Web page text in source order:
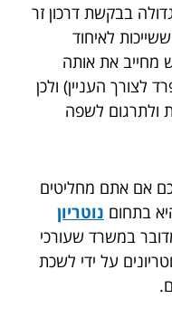
בבקשת דרכון זר
לאיחוד
מחייב את אותה
לצורך העניין) ולכן
ולתרגום לשפה
אם אתם מחליטים
בתחום נוטריון
במשרד שעורכי
על ידי לשכת